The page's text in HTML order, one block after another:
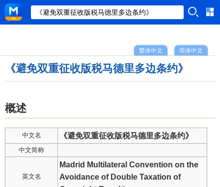
简体中文
繁体中文
《避免双重征收版税马德里多边条约》
概述
中文名 《避免双重征收版税马德里多边条约》
中文简称
英文名
Madrid Multilateral Convention on the
Avoidance of Double Taxation of